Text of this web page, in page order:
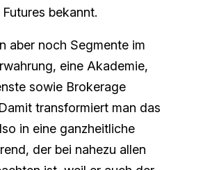
bekannt.
aber noch Segmente im
eine Akademie,
sowie Brokerage
transformiert man das
in eine ganzheitliche
der bei nahezu allen